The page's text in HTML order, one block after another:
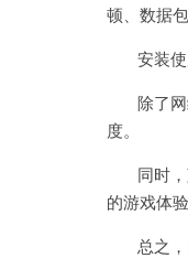
顿、数据
安装使
除了网
度。
同时，
的游戏体验
总之，